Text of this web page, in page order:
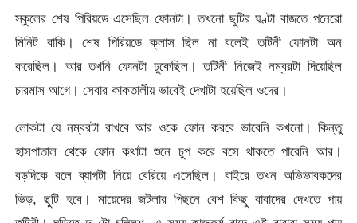
স্কুলের শেষ পিরিয়ডে এসেছিল ফোনটা। তখনো ছুটির ঘণ্টা বাজতে পনেরো
মিনিট বাকি। শেষ পিরিয়ডে ক্লাস ছিল না বলেই তটিনী ফোনটা অন
করেছিল। আর তখনি ফোনটা ঢুকেছিল। তটিনী নিজেই নম্বরটা দিয়েছিল
চারমাস আগে। সেবার কাকতালীয় ভাবেই দেখাটা হয়েছিল ওদের।
লোকটা যে নম্বরটা রাখবে আর ওকে ফোন করবে ভাবেনি কখনো। কিন্তু
হাসপাতাল থেকে ফোন কথাটা শুনে চুপ করে বসে থাকতে পারেনি আর।
বড়দিকে বলে ব্যাগটা নিয়ে বেরিয়ে এসেছিল। বাইরে তখন অভিভাবকদের
ভিড়, ছুটি হবে। মায়েদের জটলার পিছনে বেশ কিছু বাবাদের দেখতে পায়